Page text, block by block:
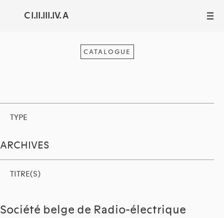
C I.II.III.IV. A III
CATALOGUE
TYPE
ARCHIVES
TITRE(S)
Société belge de Radio-électrique